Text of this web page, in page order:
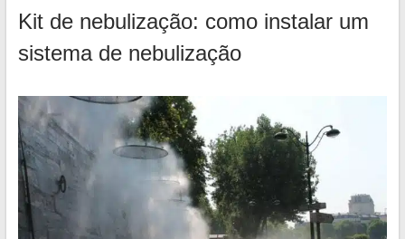
Kit de nebulização: como instalar um
sistema de nebulização